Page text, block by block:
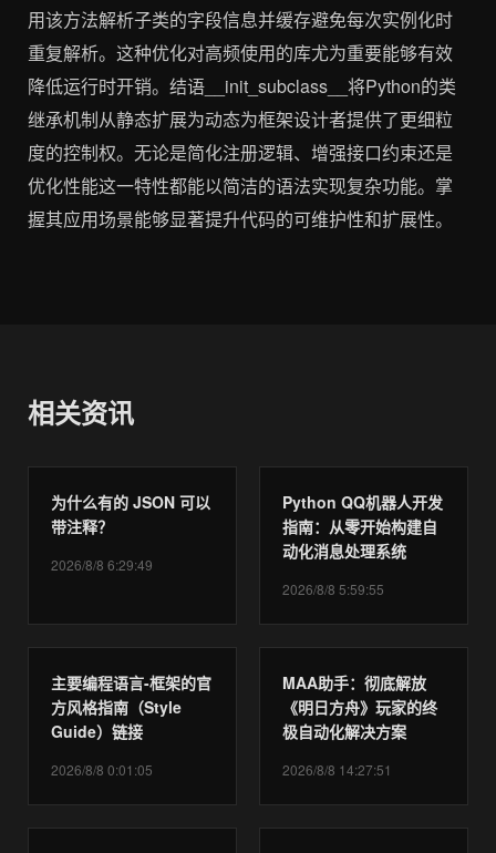
用该方法解析子类的字段信息并缓存避免每次实例化时
重复解析。这种优化对高频使用的库尤为重要能够有效
降低运行时开销。结语__init_subclass__将Python的类
继承机制从静态扩展为动态为框架设计者提供了更细粒
度的控制权。无论是简化注册逻辑、增强接口约束还是
优化性能这一特性都能以简洁的语法实现复杂功能。掌
握其应用场景能够显著提升代码的可维护性和扩展性。
相关资讯
为什么有的 JSON 可以
带注释？
2026/8/8 6:29:49
Python QQ机器人开发
指南：从零开始构建自
动化消息处理系统
2026/8/8 5:59:55
主要编程语言-框架的官
方风格指南（Style
Guide）链接
2026/8/8 0:01:05
MAA助手：彻底解放
《明日方舟》玩家的终
极自动化解决方案
2026/8/8 14:27:51